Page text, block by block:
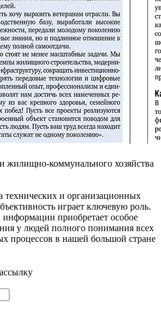
жилищно-коммунального хозяйства
технических и организационных
играет ключевую роль.
информации приобретает особое
у людей полного понимания всех
процессов в нашей большой стране